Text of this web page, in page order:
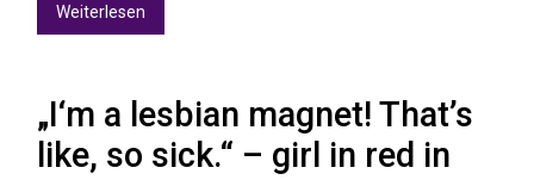
Weiterlesen
„I‘m a lesbian magnet! That’s
like, so sick.“ – girl in red in